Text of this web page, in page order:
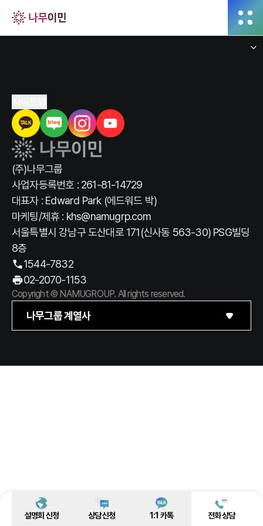
전
(주)나무그룹
사업자등록번호 : 261-81-14729
대표자 : Edward Park (에드워드 박)
마케팅/제휴 : khs@namugrp.com
서울특별시 강남구 도산대로 171(신사동 563-30) PSG빌딩
8층
1544-7832
02-2070-1153
Copyright © NAMUGROUP. All rights reserved.
나무그룹 계열사
설명회 신청 상담 신청 1:1 카톡 전화 상담